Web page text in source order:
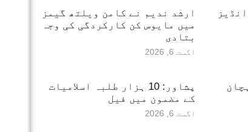
ارشد ندیم نے کامن ویلتھ گیمز
میں مایوس کن کارکردگی کی وجہ
بتادی
اگست 6, 2026
پشاور: 10 ہزار طلبہ اسلامیات
کے مضمون میں فیل
اگست 6, 2026